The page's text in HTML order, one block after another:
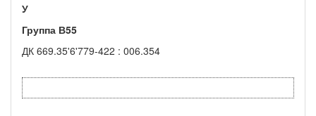
У
Группа В55
ДК 669.35'6'779-422 : 006.354